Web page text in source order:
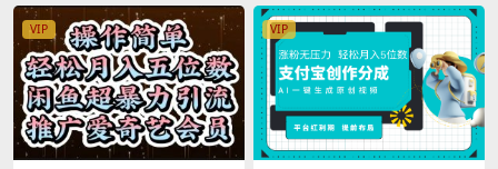
们的喜爱，现在各种...
研项目，目前做的...
VIP VIP